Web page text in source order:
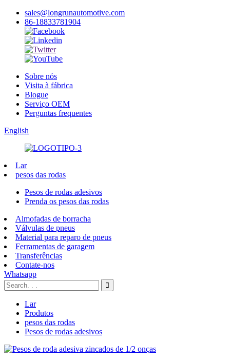
sales@longrunautomotive.com
86-18833781904
Sobre nós
Visita à fábrica
Blogue
Serviço OEM
Perguntas frequentes
English
Lar
pesos das rodas
Pesos de rodas adesivos
Prenda os pesos das rodas
Almofadas de borracha
Válvulas de pneus
Material para reparo de pneus
Ferramentas de garagem
Transferências
Contate-nos
Whatsapp
Lar
Produtos
pesos das rodas
Pesos de rodas adesivos